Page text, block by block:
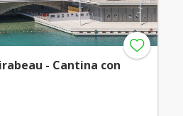
- Cantina con